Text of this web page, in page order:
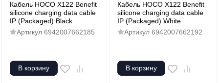
Кабель HOCO X122 Benefit
silicone charging data cable
IP (Packaged) Black
Артикул 6942007662185
В корзину
Кабель HOCO X122 Benefit
silicone charging data cable
IP (Packaged) White
Артикул 6942007662192
В корзину